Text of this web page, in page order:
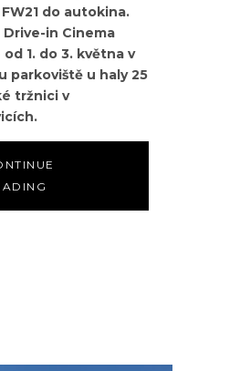
do autokina.
Drive-in Cinema
1. do 3. května v
parkoviště u haly 25
tržnici v